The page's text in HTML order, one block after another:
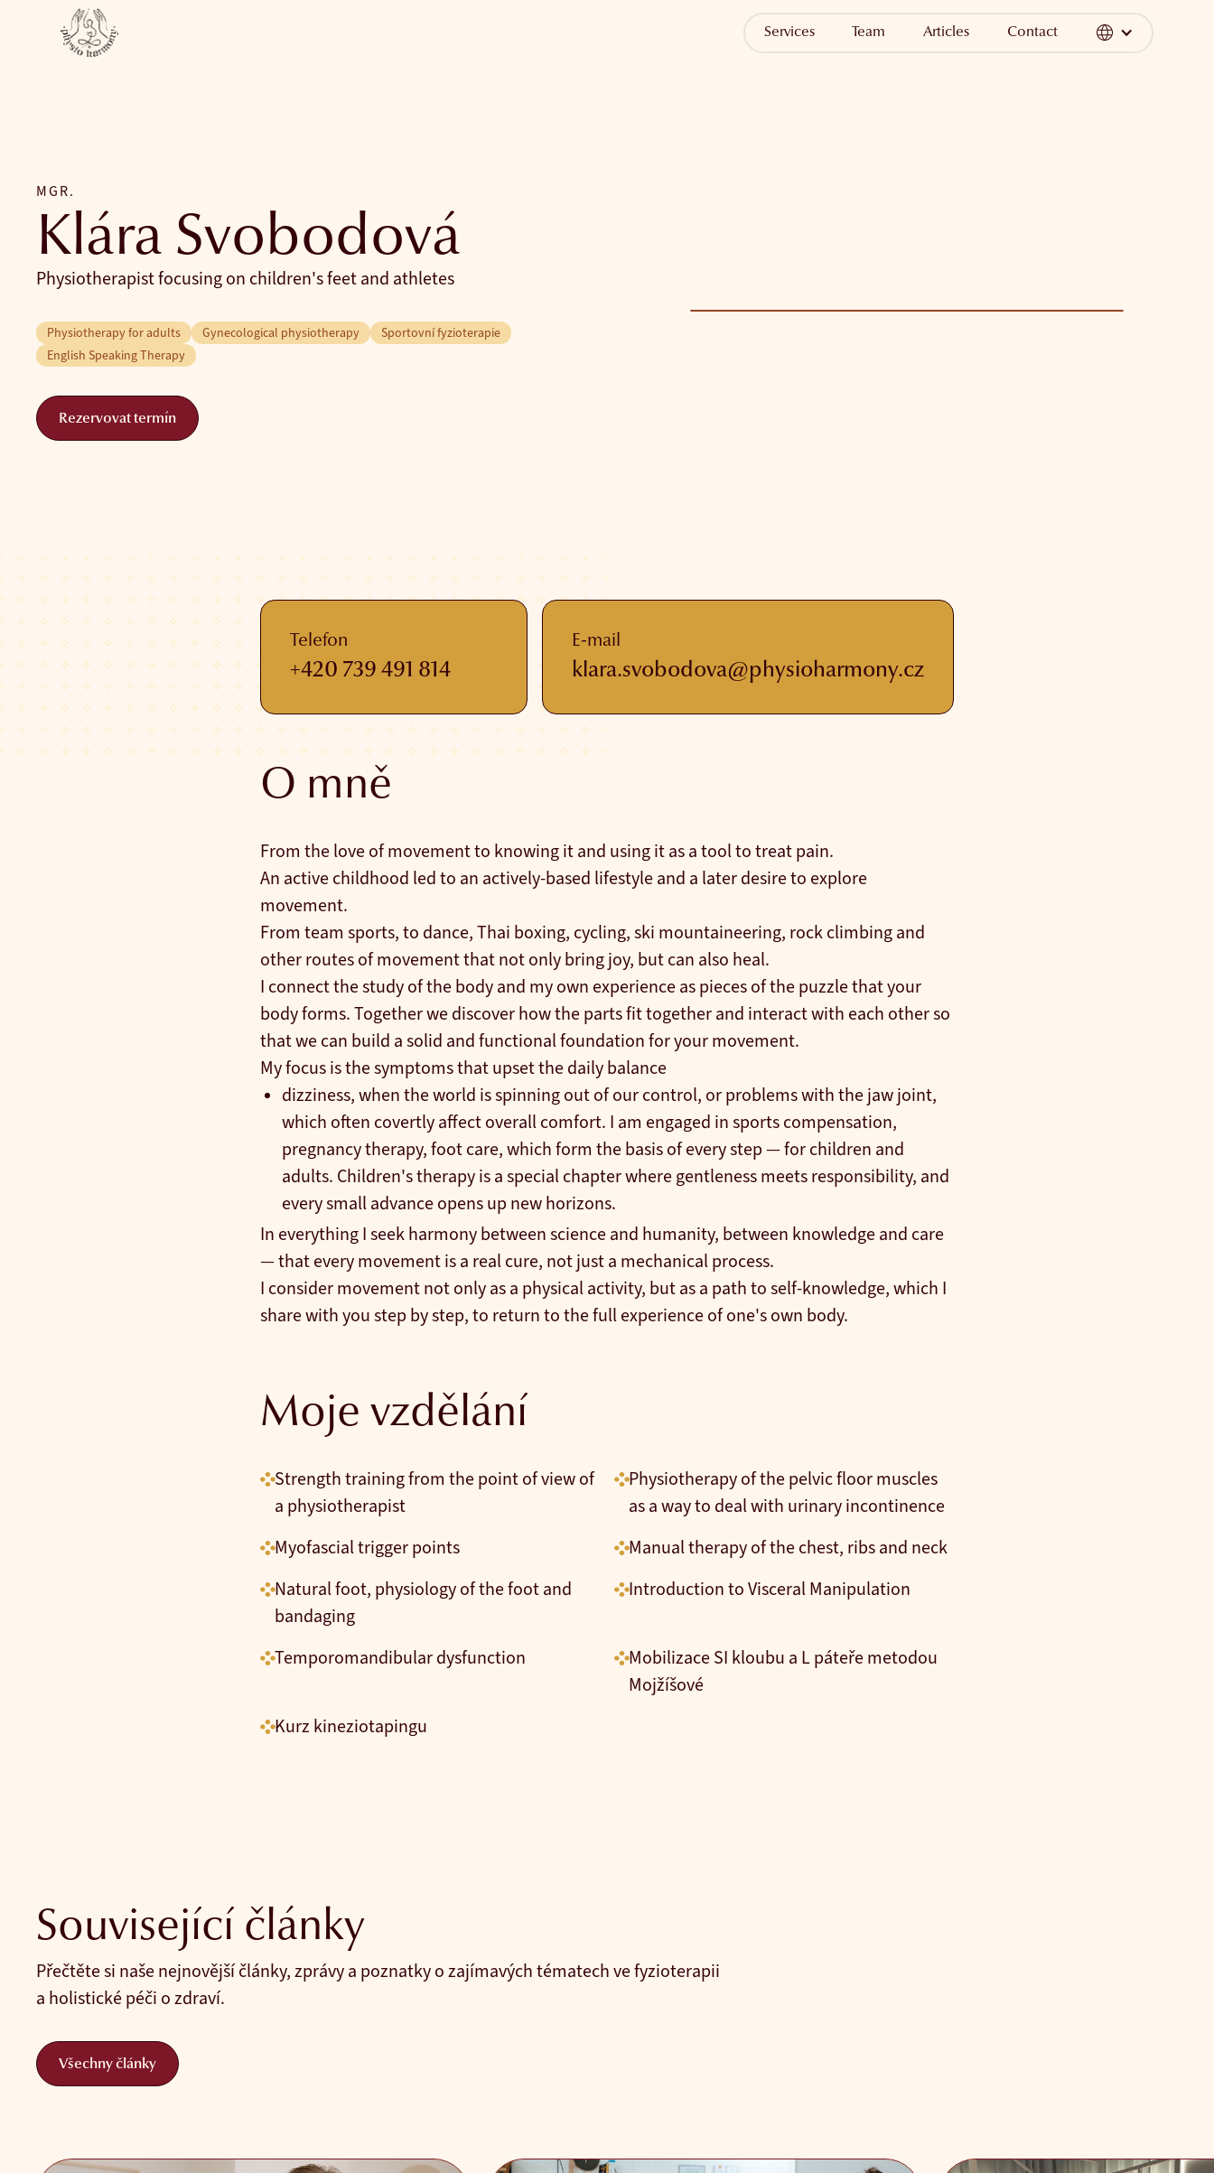
Services Team Articles Contact
MGR.
Klára Svobodová
Physiotherapist focusing on children's feet and athletes
Physiotherapy for adults Gynecological physiotherapy
Sportovní fyzioterapie
English Speaking Therapy
Rezervovat termín
Telefon
+420 739 491 814
E-mail
klara.svobodova@physioharmony.cz
O mně
From the love of movement to knowing it and using it as a tool to treat pain.
An active childhood led to an actively-based lifestyle and a later desire to explore
movement.
From team sports, to dance, Thai boxing, cycling, ski mountaineering, rock climbing and
other routes of movement that not only bring joy, but can also heal.
I connect the study of the body and my own experience as pieces of the puzzle that your
body forms. Together we discover how the parts fit together and interact with each other so
that we can build a solid and functional foundation for your movement.
My focus is the symptoms that upset the daily balance
dizziness, when the world is spinning out of our control, or problems with the jaw joint,
which often covertly affect overall comfort. I am engaged in sports compensation,
pregnancy therapy, foot care, which form the basis of every step — for children and
adults. Children's therapy is a special chapter where gentleness meets responsibility, and
every small advance opens up new horizons.
In everything I seek harmony between science and humanity, between knowledge and care
— that every movement is a real cure, not just a mechanical process.
I consider movement not only as a physical activity, but as a path to self-knowledge, which I
share with you step by step, to return to the full experience of one's own body.
Moje vzdělání
Strength training from the point of view of
a physiotherapist
Physiotherapy of the pelvic floor muscles
as a way to deal with urinary incontinence
Myofascial trigger points
Manual therapy of the chest, ribs and neck
Natural foot, physiology of the foot and
bandaging
Introduction to Visceral Manipulation
Temporomandibular dysfunction
Mobilizace SI kloubu a L páteře metodou
Mojžíšové
Kurz kineziotapingu
Související články
Přečtěte si naše nejnovější články, zprávy a poznatky o zajímavých tématech ve fyzioterapii
a holistické péči o zdraví.
Všechny články